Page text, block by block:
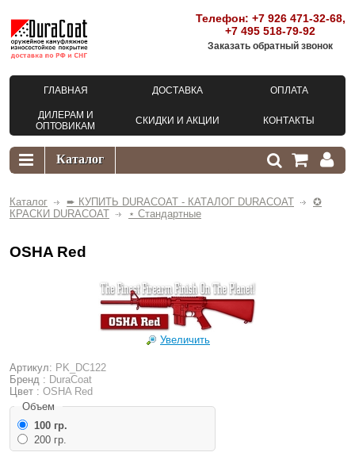
Телефон: +7 926 471-32-68,
+7 495 518-79-92
Заказать обратный звонок
ГЛАВНАЯ ДОСТАВКА ОПЛАТА
ДИЛЕРАМ И
ОПТОВИКАМ
СКИДКИ И АКЦИИ КОНТАКТЫ
Каталог ➨ КУПИТЬ DURACOAT - КАТАЛОГ DURACOAT
✪
КРАСКИ DURACOAT
⋆ Стандартные
OSHA Red
Увеличить
Артикул: PK_DC122
Бренд : DuraCoat
Цвет : OSHA Red
Объем
100 гр.
200 гр.